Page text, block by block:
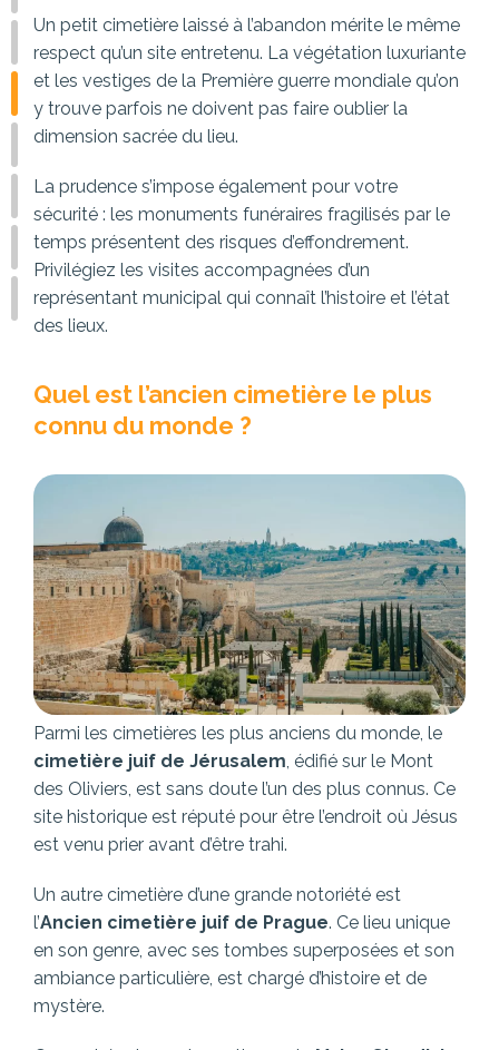
Un petit cimetière laissé à l’abandon mérite le même
respect qu’un site entretenu. La végétation luxuriante
et les vestiges de la Première guerre mondiale qu’on
y trouve parfois ne doivent pas faire oublier la
dimension sacrée du lieu.
La prudence s’impose également pour votre
sécurité : les monuments funéraires fragilisés par le
temps présentent des risques d’effondrement.
Privilégiez les visites accompagnées d’un
représentant municipal qui connaît l’histoire et l’état
des lieux.
Quel est l’ancien cimetière le plus
connu du monde ?
Parmi les cimetières les plus anciens du monde, le
cimetière juif de Jérusalem , édifié sur le Mont
des Oliviers, est sans doute l’un des plus connus. Ce
site historique est réputé pour être l’endroit où Jésus
est venu prier avant d’être trahi.
Un autre cimetière d’une grande notoriété est
l’Ancien cimetière juif de Prague. Ce lieu unique
en son genre, avec ses tombes superposées et son
ambiance particulière, est chargé d’histoire et de
mystère.